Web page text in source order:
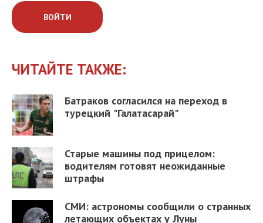
ВОЙТИ
ЧИТАЙТЕ ТАКЖЕ:
Батраков согласился на переход в
турецкий "Галатасарай"
Старые машины под прицелом:
водителям готовят неожиданные
штрафы
СМИ: астрономы сообщили о странных
летающих объектах у Луны